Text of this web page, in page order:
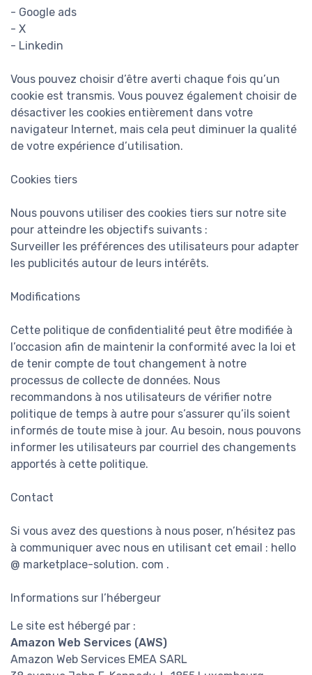
- Google ads
- X
- Linkedin
Vous pouvez choisir d’être averti chaque fois qu’un
cookie est transmis. Vous pouvez également choisir de
désactiver les cookies entièrement dans votre
navigateur Internet, mais cela peut diminuer la qualité
de votre expérience d’utilisation.
Cookies tiers
Nous pouvons utiliser des cookies tiers sur notre site
pour atteindre les objectifs suivants :
Surveiller les préférences des utilisateurs pour adapter
les publicités autour de leurs intérêts.
Modifications
Cette politique de confidentialité peut être modifiée à
l’occasion afin de maintenir la conformité avec la loi et
de tenir compte de tout changement à notre
processus de collecte de données. Nous
recommandons à nos utilisateurs de vérifier notre
politique de temps à autre pour s’assurer qu’ils soient
informés de toute mise à jour. Au besoin, nous pouvons
informer les utilisateurs par courriel des changements
apportés à cette politique.
Contact
Si vous avez des questions à nous poser, n’hésitez pas
à communiquer avec nous en utilisant cet email : hello
@ marketplace-solution. com .
Informations sur l’hébergeur
Le site est hébergé par :
Amazon Web Services (AWS)
Amazon Web Services EMEA SARL